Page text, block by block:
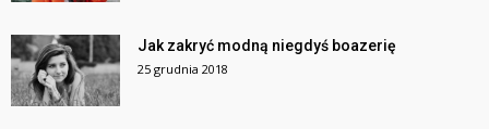
Jak zakryć modną niegdyś boazerię
25 grudnia 2018